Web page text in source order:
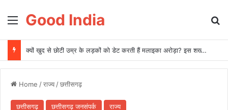
Menu
Good India
Block करने की झंझट खत्म! बिना नंबर ‘ब्लैकलिस्ट’ किए ऐसे रोकें नहीं उठाने वाली कॉल्स; बस फोन में बदल लें ये सेटिंग्स
Home /राज्य /छत्तीसगढ़
छत्तीसगढ़ छत्तीसगढ़ जनसंपर्क राज्य